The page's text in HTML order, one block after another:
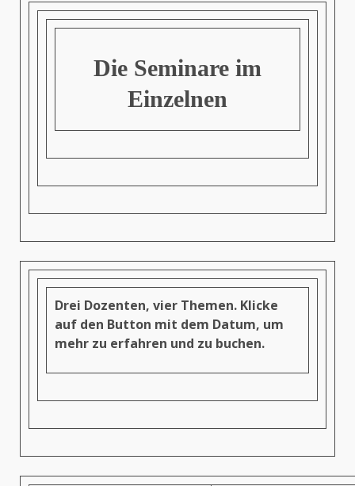
Die Seminare im
Einzelnen
Drei Dozenten, vier Themen. Klicke
auf den Button mit dem Datum, um
mehr zu erfahren und zu buchen.